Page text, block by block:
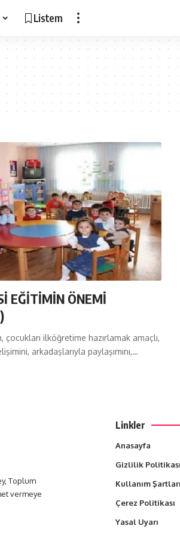
Listem
EĞİTİMİN ÖNEMİ
çocukları ilköğretime hazırlamak amaçlı,
arkadaşlarıyla paylaşımını,…
Toplum
vermeye
Linkler
Anasayfa
Gizlilik Politikası
Kullanım Şartları
Çerez Politikası
Yasal Uyarı